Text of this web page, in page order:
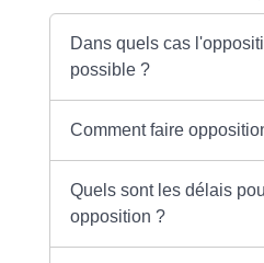
Dans quels cas
possible ?
Comment faire
Quels sont les délais
opposition ?